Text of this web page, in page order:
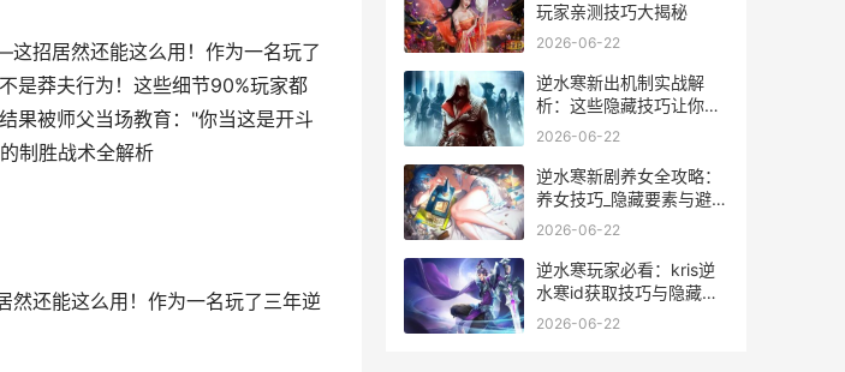
招居然还能这么用！作为一名玩了
是莽夫行为！这些细节90%玩家都
果被师父当场教育："你当这是开斗
制胜战术全解析
还能这么用！作为一名玩了三年逆
玩家亲测技巧大揭秘
2026-06-22
逆水寒新出机制实战解
析：这些隐藏技巧让你少
走弯路
2026-06-22
逆水寒新剧养女全攻略：
养女技巧_隐藏要素与避坑
指南
2026-06-22
逆水寒玩家必看：kris逆
水寒id获取技巧与隐藏玩
法全解析
2026-06-22